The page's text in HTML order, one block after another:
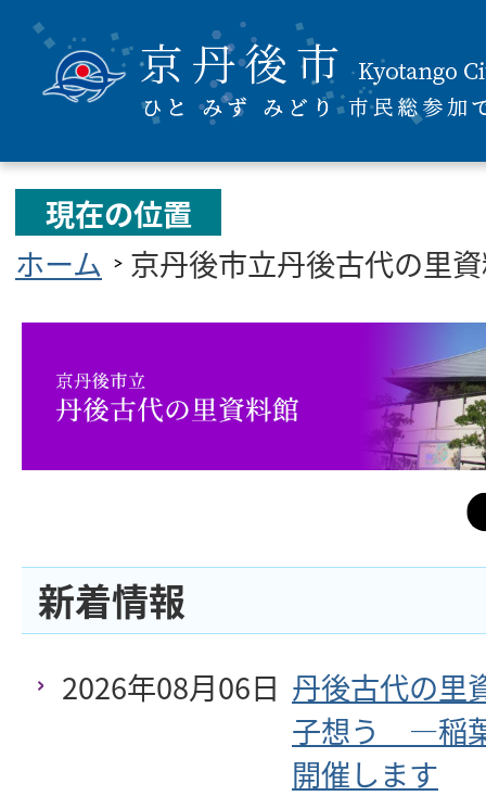
現在の位置
ホーム
京丹後市立丹後古代の里
新着情報
2026年08月06日 丹後古代の里
子想う ―稲
開催します